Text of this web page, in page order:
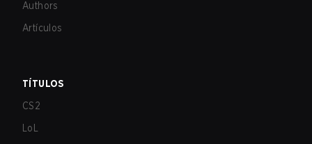
Authors
Artículos
TÍTULOS
CS2
LoL